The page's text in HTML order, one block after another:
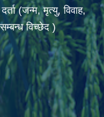
(जन्म, मृत्यु, विवाह,
विच्छेद )